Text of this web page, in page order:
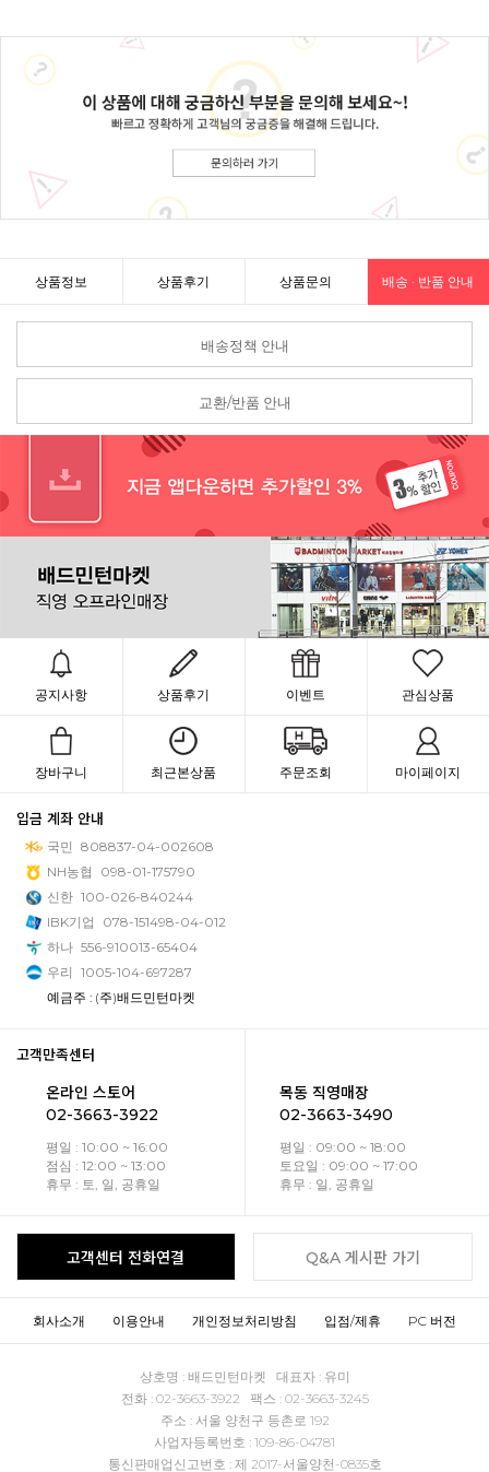
상품정보 상품후기 상품문의 배송 · 반품 안내
배송정책 안내
교환/반품 안내
공지사항 상품후기 이벤트 관심상품
장바구니 최근본상품 주문조회 마이페이지
입금 계좌 안내
국민 808837-04-002608
NH농협
098-01-175790
신한 100-026-840244
IBK기업
078-151498-04-012
하나 556-910013-65404
우리 1005-104-697287
예금주 : (주)배드민턴마켓
고객만족센터
온라인 스토어
02-3663-3922
평일 : 10:00 ~ 16:00
점심 : 12:00 ~ 13:00
휴무 : 토, 일, 공휴일
목동 직영매장
02-3663-3490
평일 : 09:00 ~ 18:00
토요일 : 09:00 ~ 17:00
휴무 : 일, 공휴일
고객센터 전화연결 Q&A 게시판 가기
회사소개 이용안내 개인정보처리방침 입점/제휴 PC 버전
상호명 : 배드민턴마켓 대표자 : 유미
전화 : 02-3663-3922 팩스 : 02-3663-3245
주소 : 서울 양천구 등촌로 192
사업자등록번호 : 109-86-04781
통신판매업신고번호 : 제 2017-서울양천-0835호